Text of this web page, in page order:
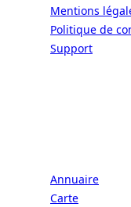
Mentions
Politique de
Support
Annuaire
Carte